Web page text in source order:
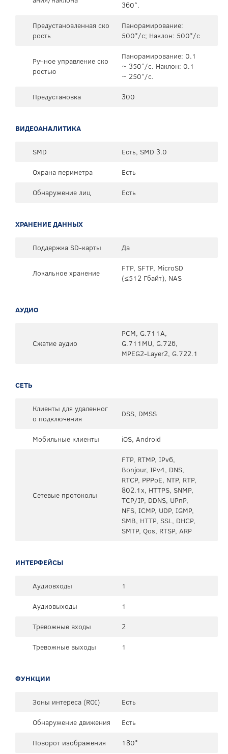
360°.
Предустановленная ско
рость
Панорамирование:
500°/с; Наклон: 500°/с
Ручное управление ско
ростью
Панорамирование: 0.1
~ 350°/с. Наклон: 0.1
~ 250°/с.
Предустановка
300
ВИДЕОАНАЛИТИКА
SMD
Есть, SMD 3.0
Охрана периметра
Есть
Обнаружение лиц
Есть
ХРАНЕНИЕ ДАННЫХ
Поддержка SD-карты Да
Локальное хранение
FTP, SFTP, MicroSD
(≤512 Гбайт), NAS
АУДИО
Сжатие аудио
PCM, G.711A,
G.711MU, G.726,
MPEG2-Layer2, G.722.1
СЕТЬ
Клиенты для удаленног
о подключения
DSS, DMSS
Мобильные клиенты iOS, Android
Сетевые протоколы
FTP, RTMP, IPv6,
Bonjour, IPv4, DNS,
RTCP, PPPoE, NTP, RTP,
802.1x, HTTPS, SNMP,
TCP/IP, DDNS, UPnP,
NFS, ICMP, UDP, IGMP,
SMB, HTTP, SSL, DHCP,
SMTP, Qos, RTSP, ARP
ИНТЕРФЕЙСЫ
Аудиовходы
1
Аудиовыходы
1
Тревожные входы
2
Тревожные выходы
1
ФУНКЦИИ
Зоны интереса (ROI)
Есть
Обнаружение движения
Есть
Поворот изображения
180°